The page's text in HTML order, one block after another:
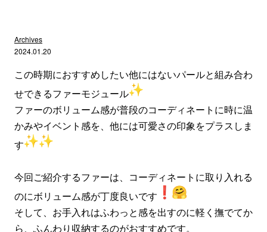
Archives
2024.01.20
この時期におすすめしたい他にはないパールと組み合わ
せできるファーモジュール
ファーのボリューム感が普段のコーディネートに時に温
かみやイベント感を、他には可愛さの印象をプラスしま
す
今回ご紹介するファーは、コーディネートに取り入れる
のにボリューム感が丁度良いです
そして、お手入れはふわっと感を出すのに軽く撫でてか
ら、ふんわり収納するのがおすすめです。